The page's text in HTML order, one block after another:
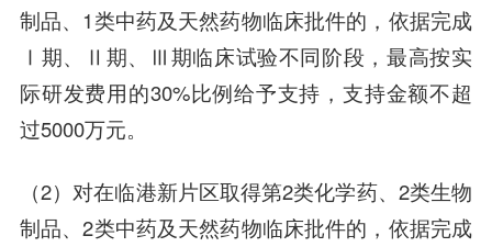
制品、1类中药及天然药物临床批件的，依据完成
Ⅰ期、Ⅱ期、Ⅲ期临床试验不同阶段，最高按实
际研发费用的30%比例给予支持，支持金额不超
过5000万元。
（2）对在临港新片区取得第2类化学药、2类生物
制品、2类中药及天然药物临床批件的，依据完成